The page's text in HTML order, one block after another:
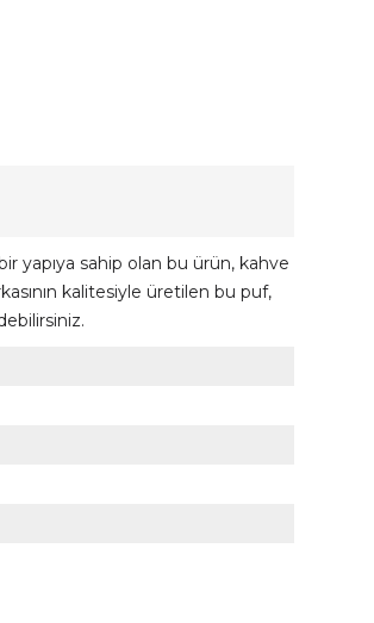
yapıya sahip olan bu ürün, kahve
kalitesiyle üretilen bu puf,